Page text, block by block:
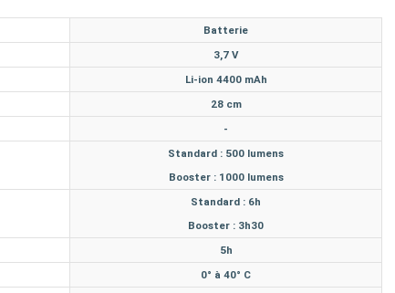
Batterie
3,7 V
Li-ion 4400 mAh
28 cm
-
Standard : 500 lumens
Booster : 1000 lumens
Standard : 6h
Booster : 3h30
5h
0° à 40° C